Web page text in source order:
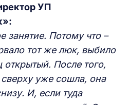
УП
занятие. Потому что –
тот же люк, выбило
открытый. После того,
сверху уже сошла, она
И, если туда